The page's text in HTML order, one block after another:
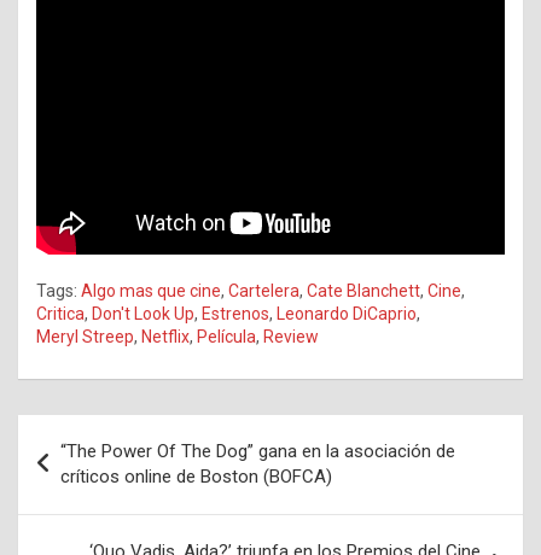
Tags: Algo mas que cine, Cartelera, Cate Blanchett, Cine,
Critica, Don't Look Up, Estrenos, Leonardo DiCaprio,
Meryl Streep, Netflix, Película, Review
de
entradas
“The Power Of The Dog” gana en la asociación de
críticos online de Boston (BOFCA)